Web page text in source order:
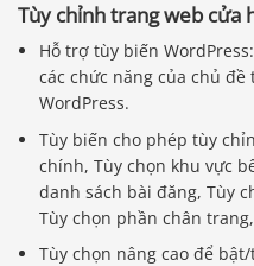
Tùy chỉnh trang web cửa
Hỗ trợ tùy biến
các chức năng của chủ
WordPress.
Tùy biến cho phép tùy
chính, Tùy chọn khu vực
danh sách bài đăng, Tùy
Tùy chọn phần chân
Tùy chọn nâng cao để